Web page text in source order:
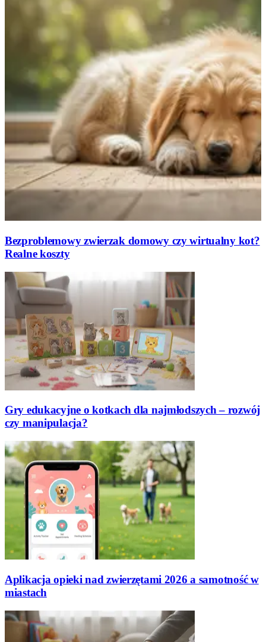
Bezproblemowy zwierzak domowy czy wirtualny kot?
Realne koszty
Gry edukacyjne o kotkach dla najmłodszych – rozwój
czy manipulacja?
Aplikacja opieki nad zwierzętami 2026 a samotność w
miastach